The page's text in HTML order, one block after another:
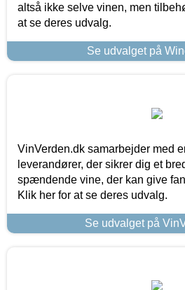
altså ikke selve vinen, men
at se deres udvalg.
Se udvalget på
VinVerden.dk samarbejder med
leverandører, der sikrer dig et
spændende vine, der kan give
Klik her for at se deres udvalg.
Se udvalget på